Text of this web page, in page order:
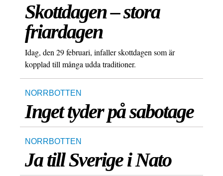
Skottdagen – stora
friardagen
Idag, den 29 februari, infaller skottdagen som är
kopplad till många udda traditioner.
NORRBOTTEN
Inget tyder på sabotage
NORRBOTTEN
Ja till Sverige i Nato